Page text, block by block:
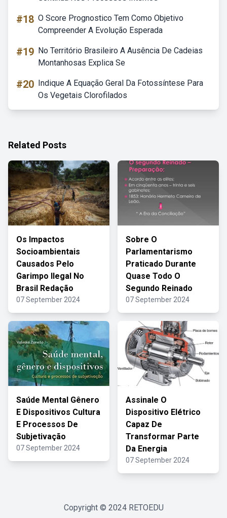
#18 O Score Prognostico Tem Como Objetivo
Compreender A Evolução Esperada
#19 No Território Brasileiro A Ausência De Cadeias
Montanhosas Explica Se
#20 Indique A Equação Geral Da Fotossíntese Para
Os Vegetais Clorofilados
Related Posts
Os Impactos
Socioambientais
Causados Pelo
Garimpo Ilegal No
Brasil Redação
07 September 2024
Sobre O
Parlamentarismo
Praticado Durante
Quase Todo O
Segundo Reinado
07 September 2024
Saúde Mental Gênero
E Dispositivos Cultura
E Processos De
Subjetivação
07 September 2024
Assinale O
Dispositivo Elétrico
Capaz De
Transformar Parte
Da Energia
07 September 2024
Copyright © 2024 RETOEDU